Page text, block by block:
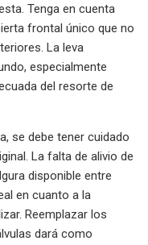
Tenga en cuenta
frontal único que no
La leva
especialmente
del resorte de
se debe tener cuidado
La falta de alivio de
disponible entre
en cuanto a la
Reemplazar los
dará como